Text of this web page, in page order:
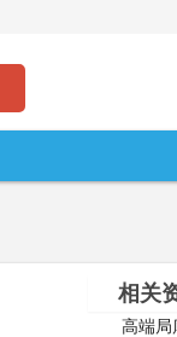
相关
高端局